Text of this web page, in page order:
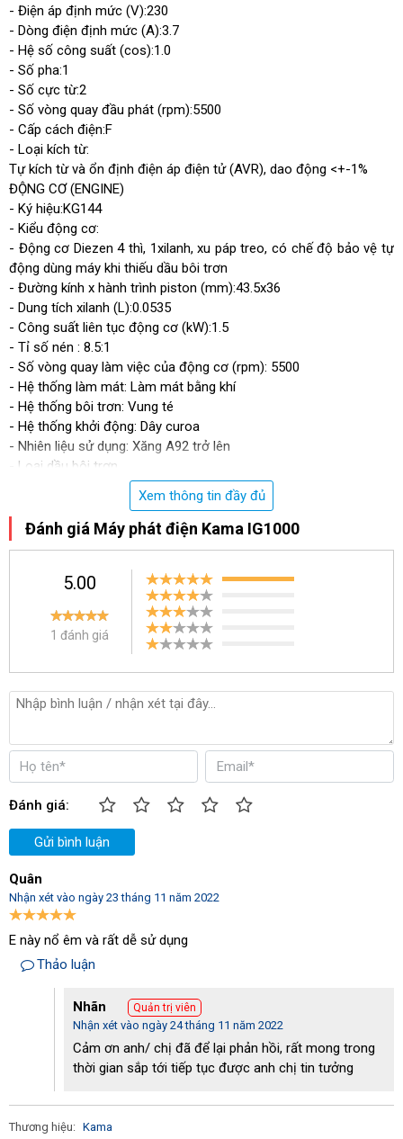
Trọng lượng (kg)
Kích thước (mm)
Xuất xứ Trung Quốc
Dung tích xilanh động cơ (cc)
Model động cơ
- Điện áp định mức (V):230
- Dòng điện định mức (A):3.7
- Hệ số công suất (cos):1.0
- Số pha:1
- Số cực từ:2
- Số vòng quay đầu phát (rpm):5500
- Cấp cách điện:F
- Loại kích từ:
Tự kích từ và ổn định điện áp điện tử (AVR), dao động <+-1%
ĐỘNG CƠ (ENGINE)
- Ký hiệu:KG144
- Kiểu động cơ:
- Động cơ Diezen 4 thì, 1xilanh, xu páp treo, có chế độ bảo vệ tự
động dùng máy khi thiếu dầu bôi trơn
- Đường kính x hành trình piston (mm):43.5x36
- Dung tích xilanh (L):0.0535
- Công suất liên tục động cơ (kW):1.5
- Tỉ số nén : 8.5:1
- Số vòng quay làm việc của động cơ (rpm): 5500
- Hệ thống làm mát: Làm mát bằng khí
- Hệ thống bôi trơn: Vung té
- Hệ thống khởi động: Dây curoa
- Nhiên liệu sử dụng: Xăng A92 trở lên
- Loại dầu bôi trơn
- Dung tích dầu bôi trơn (L):0.4
- Nguồn nạp ắc quy (V-A): Ắc quy (V-Ah)
- Mức tiêu hao nhiên liệu tối đa (L/h):0.5
TỔ MÁY PHÁT ĐIỆN (SET)
- Kích thước (mm): 460x248x395
- Trọng lượng tịnh (Kg):14
- Độ ồn dB (A)/7m:51
- Kết cấu khung – vỏ bọc: Loại máy du lịch xách tay, có vỏ chống
BẢNG ĐIỀU KHIỂN (CONTROL PANEL)
& bảo vệ điện áp ra, đèn báo điện phát ra, đèn báo quá tải, đèn
báo thiếu dầu, ở cắm điện một chiều 12V, ổ cắm đa năng điện
xoay chiều 230V.
Xem thêm :
máy phát điện honda máy phát điện công nghiệp
máy phát điện hyundai
Xem thông tin đầy đủ
Đánh giá Máy phát điện Kama IG1000
5.00
1 đánh giá
Đánh giá:
Gửi bình luận
Quân
Nhận xét vào ngày 23 tháng 11 năm 2022
E này nổ êm và rất dễ sử dụng
Thảo luận
Nhãn Quản trị viên
Nhận xét vào ngày 24 tháng 11 năm 2022
Cảm ơn anh/ chị đã để lại phản hồi, rất mong trong
thời gian sắp tới tiếp tục được anh chị tin tưởng
Thương hiệu: Kama